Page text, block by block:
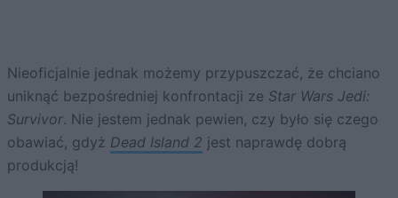
Nieoficjalnie jednak możemy przypuszczać, że chciano
uniknąć bezpośredniej konfrontacji ze Star Wars Jedi:
Survivor. Nie jestem jednak pewien, czy było się czego
obawiać, gdyż Dead Island 2 jest naprawdę dobrą
produkcją!